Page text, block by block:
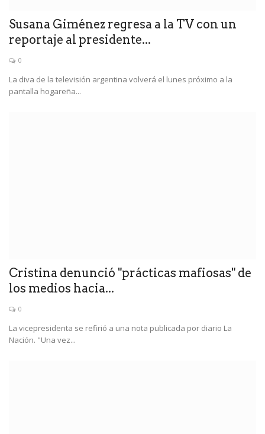
Susana Giménez regresa a la TV con un
reportaje al presidente...
0
La diva de la televisión argentina volverá el lunes próximo a la
pantalla hogareña...
Cristina denunció "prácticas mafiosas" de
los medios hacia...
0
La vicepresidenta se refirió a una nota publicada por diario La
Nación. "Una vez...